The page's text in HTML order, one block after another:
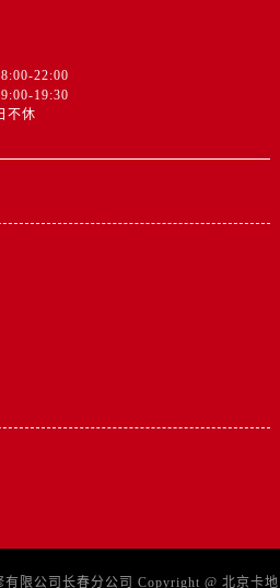
22:00
19:30
不休
限公司长春分公司 Copyright @ 北京卡地